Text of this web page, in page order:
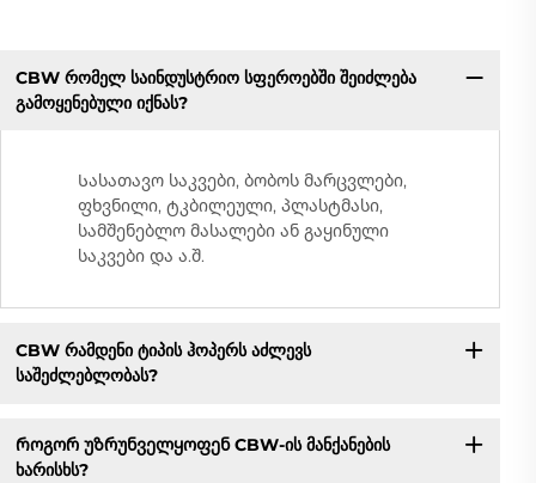
CBW რომელ საინდუსტრიო სფეროებში შეიძლება
გამოყენებული იქნას?
Სასათავო საკვები, ბობოს მარცვლები,
ფხვნილი, ტკბილეული, პლასტმასი,
სამშენებლო მასალები ან გაყინული
საკვები და ა.შ.
CBW რამდენი ტიპის ჰოპერს აძლევს
საშეძლებლობას?
Როგორ უზრუნველყოფენ CBW-ის მანქანების
ხარისხს?